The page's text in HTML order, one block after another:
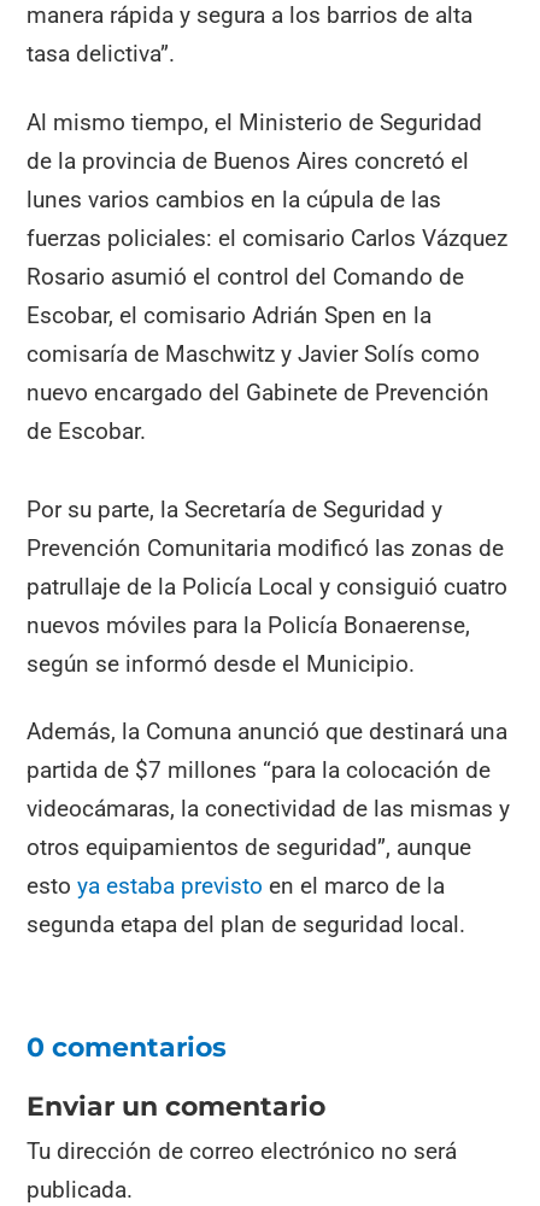
manera rápida y segura a los barrios de alta
tasa delictiva”.
Al mismo tiempo, el Ministerio de Seguridad
de la provincia de Buenos Aires concretó el
lunes varios cambios en la cúpula de las
fuerzas policiales: el comisario Carlos Vázquez
Rosario asumió el control del Comando de
Escobar, el comisario Adrián Spen en la
comisaría de Maschwitz y Javier Solís como
nuevo encargado del Gabinete de Prevención
de Escobar.
Por su parte, la Secretaría de Seguridad y
Prevención Comunitaria modificó las zonas de
patrullaje de la Policía Local y consiguió cuatro
nuevos móviles para la Policía Bonaerense,
según se informó desde el Municipio.
Además, la Comuna anunció que destinará una
partida de $7 millones “para la colocación de
videocámaras, la conectividad de las mismas y
otros equipamientos de seguridad”, aunque
estoya estaba previstoen el marco de la
segunda etapa del plan de seguridad local.
0 comentarios
Enviar un comentario
Tu dirección de correo electrónico no será
publicada.